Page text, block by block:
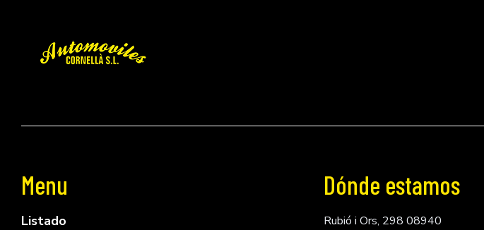
Menu
Listado
Dónde estamos
Rubió i Ors, 298 08940